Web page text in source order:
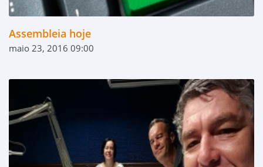
Assembleia hoje
maio 23, 2016 09:00